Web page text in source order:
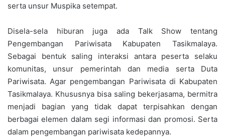
serta unsur Muspika setempat.
Disela-sela hiburan juga ada Talk Show tentang
Pengembangan Pariwisata Kabupaten Tasikmalaya.
Sebagai bentuk saling interaksi antara peserta selaku
komunitas, unsur pemerintah dan media serta Duta
Pariwisata. Agar pengembangan Pariwisata di Kabupaten
Tasikmalaya. Khususnya bisa saling bekerjasama, bermitra
menjadi bagian yang tidak dapat terpisahkan dengan
berbagai elemen dalam segi informasi dan promosi. Serta
dalam pengembangan pariwisata kedepannya.